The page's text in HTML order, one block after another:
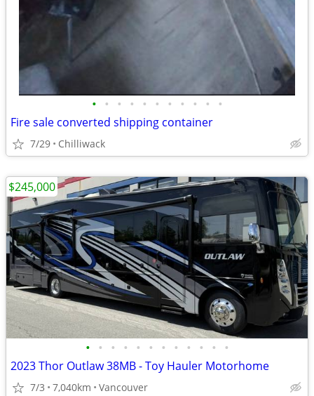
• • • • • • • • • • •
Fire sale converted shipping container
7/29 Chilliwack
• • • • • • • • • • • •
2023 Thor Outlaw 38MB - Toy Hauler Motorhome
7/3 7,040km Vancouver
$245,000